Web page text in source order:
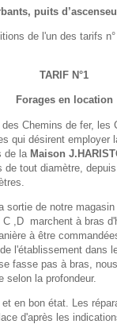
puits
de l'un des tarifs
TARIF N°1
Forages en location
Chemins de fer, les
qui désirent employer
de la Maison
tout diamètre,
sortie de notre
C ,D marchent à bras
à être
l'établissement dans
fasse pas à bras,
selon la profondeur.
en bon état. Les
d'après les